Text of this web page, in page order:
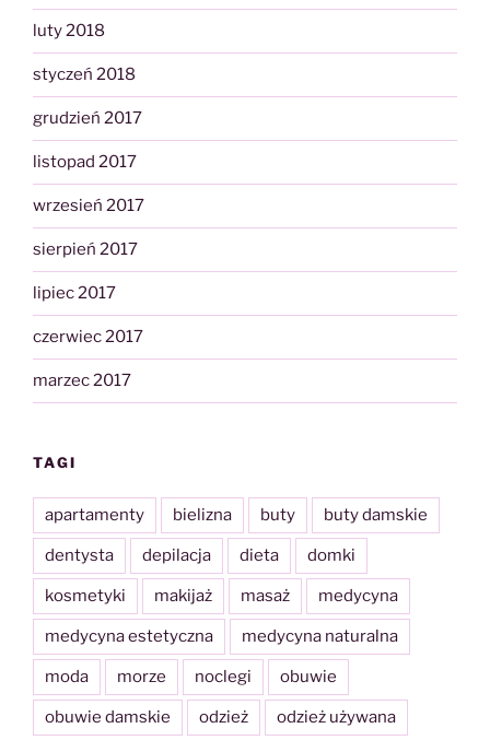
luty 2018
styczeń 2018
grudzień 2017
listopad 2017
wrzesień 2017
sierpień 2017
lipiec 2017
czerwiec 2017
marzec 2017
TAGI
apartamenty bielizna buty buty damskie
dentysta depilacja dieta domki
kosmetyki makijaż masaż medycyna
medycyna estetyczna medycyna naturalna
moda morze noclegi obuwie
obuwie damskie odzież odzież używana